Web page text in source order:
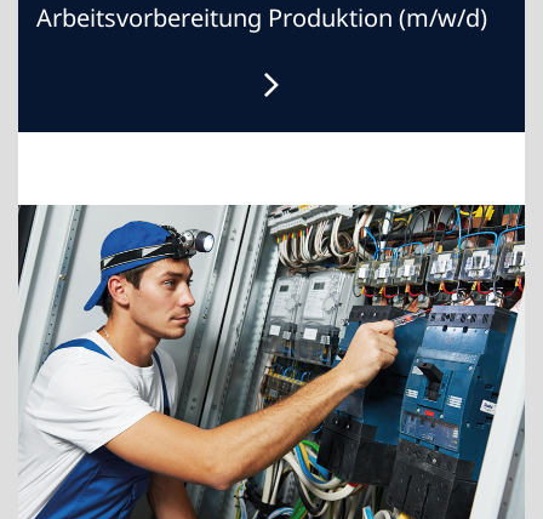
Arbeitsvorbereitung Produktion (m/w/d)